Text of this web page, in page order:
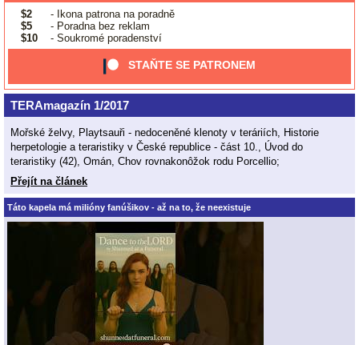
$2
- Ikona patrona na poradně
$5
- Poradna bez reklam
$10
- Soukromé poradenství
STAŇTE SE PATRONEM
TERAmagazín 1/2017
Mořské želvy, Playtsauři - nedoceněné klenoty v teráriích, Historie
herpetologie a teraristiky v České republice - část 10., Úvod do
teraristiky (42), Omán, Chov rovnakonôžok rodu Porcellio;
Přejít na článek
Táto kapela má milióny fanúšikov - až na to, že neexistuje